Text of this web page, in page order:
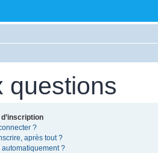
questions
?
après tout ?
?